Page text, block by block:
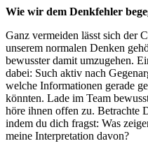
Wie wir dem Denkfehler
Ganz vermeiden lässt sich der
unserem normalen Denken
bewusster damit umzugehen.
dabei: Such aktiv nach
welche Informationen gerade
könnten. Lade im Team
höre ihnen offen zu. Betrachte
indem du dich fragst: Was
meine Interpretation davon?